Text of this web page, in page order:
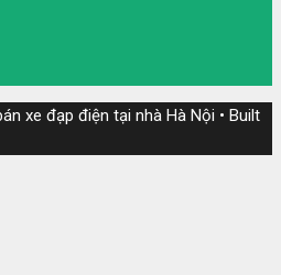
xe đạp điện tại nhà Hà Nội • Built